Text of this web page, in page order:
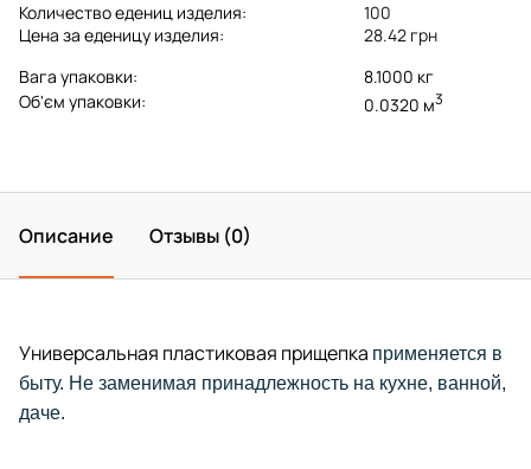
Количество едениц изделия:
100
Цена за еденицу изделия:
28.42 грн
Вага упаковки:
8.1000 кг
Об'єм упаковки:
0.0320 м3
Описание Отзывы (0)
Универсальная пластиковая прищепка применяется в
быту. Не заменимая принадлежность на кухне, ванной,
даче.